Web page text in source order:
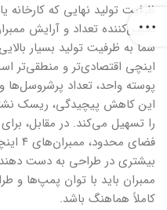
ظرفیت تولید نهایی که کارخانه
تعیین‌کننده تعداد و آرایش
اینچی اقتصادی‌تر و منطقی‌تر
پوسته واحد، تعداد
این کاهش پیچیدگی، ریسک
را تسهیل می‌کند. در مقابل،
فضای
بیشتری در طراحی به دست
ممبران باید با توان پمپ‌ها و
کاملاً هماهنگ باشد.